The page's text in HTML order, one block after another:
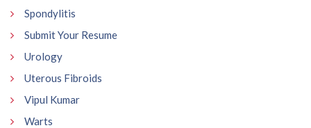
Spondylitis
Submit Your Resume
Urology
Uterous Fibroids
Vipul Kumar
Warts